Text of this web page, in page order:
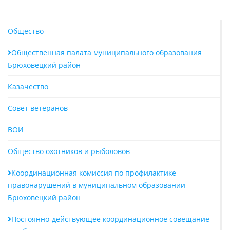
Общество
Общественная палата муниципального образования
Брюховецкий район
Казачество
Совет ветеранов
ВОИ
Общество охотников и рыболовов
Координационная комиссия по профилактике
правонарушений в муниципальном образовании
Брюховецкий район
Постоянно-действующее координационное совещание